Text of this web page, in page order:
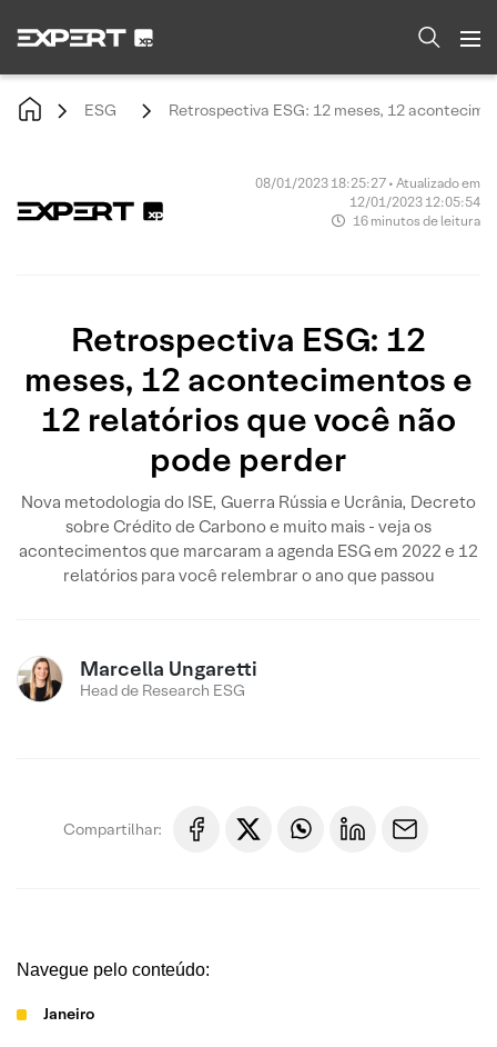
ESG Retrospectiva ESG: 12 meses, 12
08/01/2023 18:25:27 • Atualizado em
12/01/2023 12:05:54
16 minutos de leitura
Retrospectiva ESG: 12
meses, 12 acontecimentos e
12 relatórios que você não
pode perder
Nova metodologia do ISE, Guerra Rússia e Ucrânia, Decreto
sobre Crédito de Carbono e muito mais - veja os
acontecimentos que marcaram a agenda ESG em 2022 e 12
relatórios para você relembrar o ano que passou
Marcella Ungaretti
Head de Research ESG
Compartilhar:
Navegue pelo conteúdo:
Janeiro